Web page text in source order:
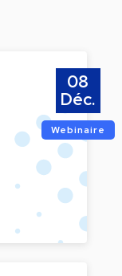
08
Déc.
Webinaire